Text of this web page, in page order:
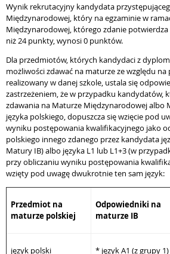
Wynik rekrutacyjny kandydata
Międzynarodowej, który na egzaminie w
Międzynarodowej, którego zdanie potwierdza
niż 24 punkty, wynosi 0 punktów.
Dla przedmiotów, których kandydaci z
możliwości zdawać na maturze ze względu
realizowany w danej szkole, ustala się
zastrzeżeniem, że w przypadku kandydatów,
zdawania na Maturze Międzynarodowej albo
języka polskiego, dopuszcza się wzięcie pod
wyniku postępowania kwalifikacyjnego jako
polskiego innego zdanego przez kandydata
Matury IB) albo języka L1 lub L1+3 (w
przy obliczaniu wyniku postępowania
wzięty pod uwagę dwukrotnie ten sam język:
Przedmiot na
maturze polskiej
Odpowiedniki na
maturze IB
język polski * język A1 (z grupy 1)